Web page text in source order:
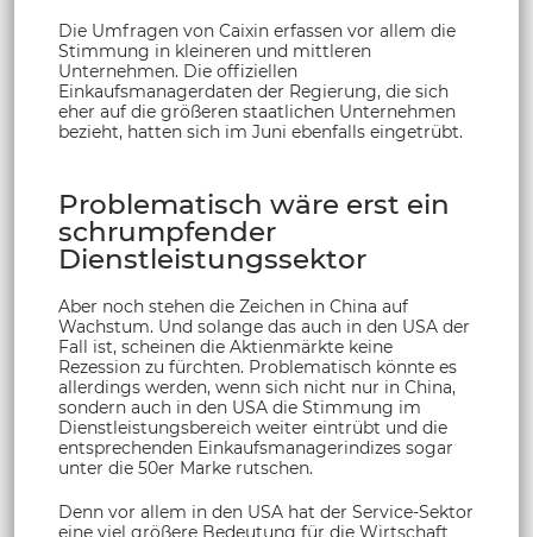
Die Umfragen von Caixin erfassen vor allem die
Stimmung in kleineren und mittleren
Unternehmen. Die offiziellen
Einkaufsmanagerdaten der Regierung, die sich
eher auf die größeren staatlichen Unternehmen
bezieht, hatten sich im Juni ebenfalls eingetrübt.
Problematisch wäre erst ein
schrumpfender
Dienstleistungssektor
Aber noch stehen die Zeichen in China auf
Wachstum. Und solange das auch in den USA der
Fall ist, scheinen die Aktienmärkte keine
Rezession zu fürchten. Problematisch könnte es
allerdings werden, wenn sich nicht nur in China,
sondern auch in den USA die Stimmung im
Dienstleistungsbereich weiter eintrübt und die
entsprechenden Einkaufsmanagerindizes sogar
unter die 50er Marke rutschen.
Denn vor allem in den USA hat der Service-Sektor
eine viel größere Bedeutung für die Wirtschaft